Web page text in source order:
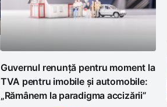
Guvernul renunță pentru moment la
TVA pentru imobile și automobile:
„Rămânem la paradigma accizării”